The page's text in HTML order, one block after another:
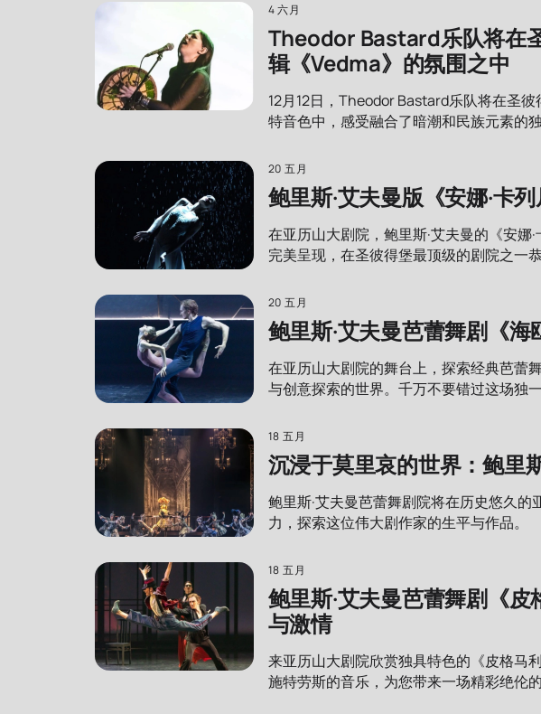
4 六月
Theodor Bastard乐队将在
辑《Vedma》的氛围之中
12月12日，Theodor Bastard乐队将在圣
特音色中，感受融合了暗潮和民族元素的独
20 五月
鲍里斯·艾夫曼版《安娜·卡
在亚历山大剧院，鲍里斯·艾夫曼的《安
完美呈现，在圣彼得堡最顶级的剧院之一
20 五月
鲍里斯·艾夫曼芭蕾舞剧《
在亚历山大剧院的舞台上，探索经典芭蕾
与创意探索的世界。千万不要错过这场独
18 五月
沉浸于莫里哀的世界：鲍里
鲍里斯·艾夫曼芭蕾舞剧院将在历史悠久
力，探索这位伟大剧作家的生平与作品。
18 五月
鲍里斯·艾夫曼芭蕾舞剧《
与激情
来亚历山大剧院欣赏独具特色的《皮格马
施特劳斯的音乐，为您带来一场精彩绝伦